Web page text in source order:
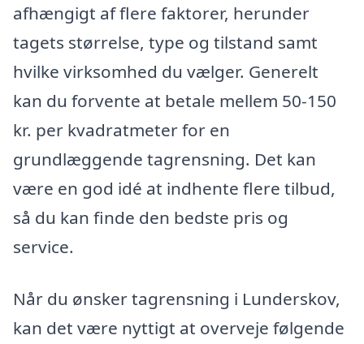
afhængigt af flere faktorer, herunder
tagets størrelse, type og tilstand samt
hvilke virksomhed du vælger. Generelt
kan du forvente at betale mellem 50-150
kr. per kvadratmeter for en
grundlæggende tagrensning. Det kan
være en god idé at indhente flere tilbud,
så du kan finde den bedste pris og
service.
Når du ønsker tagrensning i Lunderskov,
kan det være nyttigt at overveje følgende